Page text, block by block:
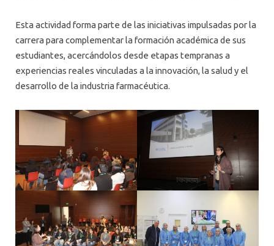
Esta actividad forma parte de las iniciativas impulsadas por la
carrera para complementar la formación académica de sus
estudiantes, acercándolos desde etapas tempranas a
experiencias reales vinculadas a la innovación, la salud y el
desarrollo de la industria farmacéutica.